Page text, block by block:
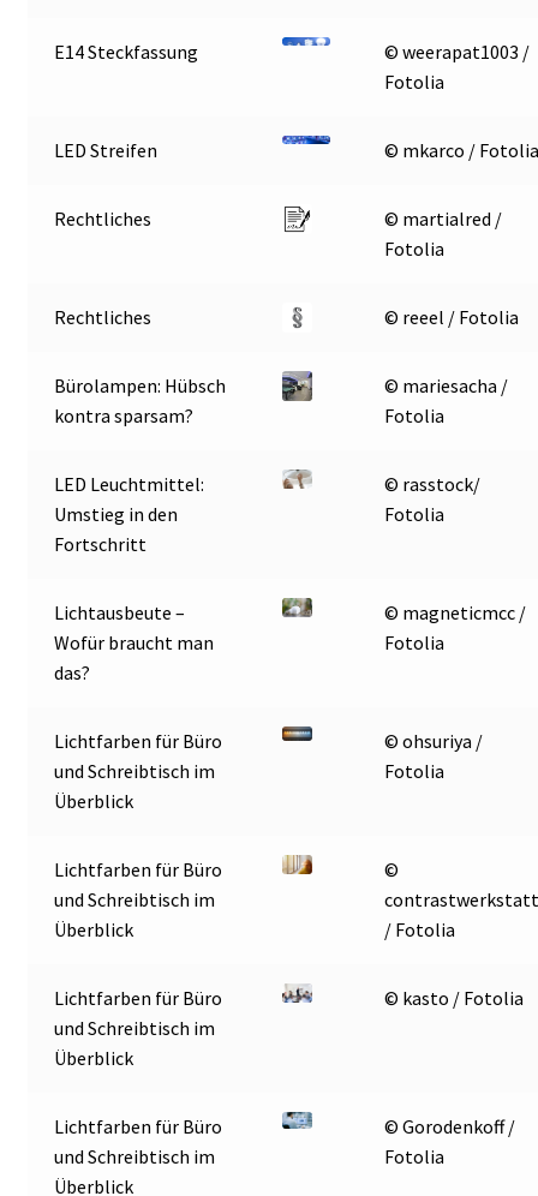
E14 Steckfassung
© weerapat1003 /
Fotolia
LED Streifen © mkarco /
Rechtliches
© martialred /
Fotolia
Rechtliches © reeel / Fotolia
Bürolampen: Hübsch
kontra sparsam?
© mariesacha /
Fotolia
LED Leuchtmittel:
Umstieg in den
Fortschritt
© rasstock/
Fotolia
Lichtausbeute –
Wofür braucht man
das?
© magneticmcc /
Fotolia
Lichtfarben für Büro
und Schreibtisch im
Überblick
© ohsuriya /
Fotolia
Lichtfarben für Büro
und Schreibtisch im
Überblick
©
/ Fotolia
Lichtfarben für Büro
und Schreibtisch im
Überblick
© kasto / Fotolia
Lichtfarben für Büro
und Schreibtisch im
Überblick
© Gorodenkoff /
Fotolia